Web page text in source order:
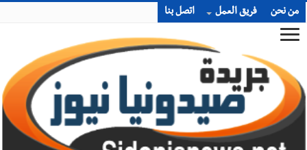
من نحن فريق العمل اتصل بنا